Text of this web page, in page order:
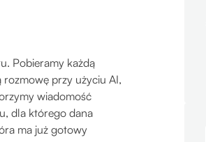
Pobieramy każdą
przy użyciu AI,
wiadomość
dla którego dana
ma już gotowy